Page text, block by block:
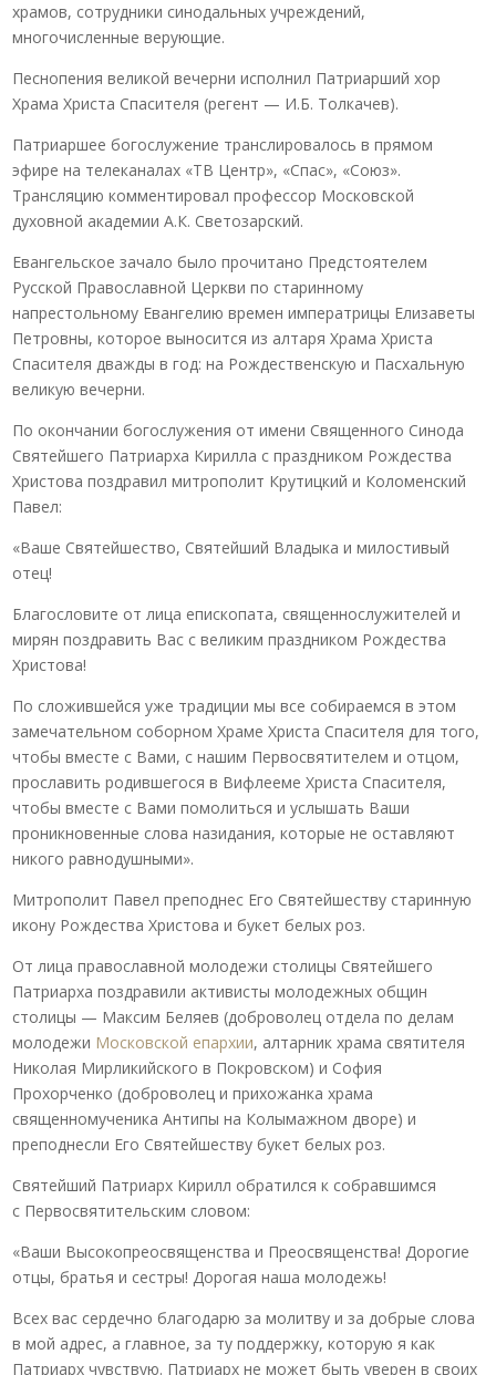
храмов, сотрудники синодальных учреждений,
многочисленные верующие.
Песнопения великой вечерни исполнил Патриарший хор
Храма Христа Спасителя (регент — И.Б. Толкачев).
Патриаршее богослужение транслировалось в прямом
эфире на телеканалах «ТВ Центр», «Спас», «Союз».
Трансляцию комментировал профессор Московской
духовной академии А.К. Светозарский.
Евангельское зачало было прочитано Предстоятелем
Русской Православной Церкви по старинному
напрестольному Евангелию времен императрицы Елизаветы
Петровны, которое выносится из алтаря Храма Христа
Спасителя дважды в год: на Рождественскую и Пасхальную
великую вечерни.
По окончании богослужения от имени Священного Синода
Святейшего Патриарха Кирилла с праздником Рождества
Христова поздравил митрополит Крутицкий и Коломенский
Павел:
«Ваше Святейшество, Святейший Владыка и милостивый
отец!
Благословите от лица епископата, священнослужителей и
мирян поздравить Вас с великим праздником Рождества
Христова!
По сложившейся уже традиции мы все собираемся в этом
замечательном соборном Храме Христа Спасителя для того,
чтобы вместе с Вами, с нашим Первосвятителем и отцом,
прославить родившегося в Вифлееме Христа Спасителя,
чтобы вместе с Вами помолиться и услышать Ваши
проникновенные слова назидания, которые не оставляют
никого равнодушными».
Митрополит Павел преподнес Его Святейшеству старинную
икону Рождества Христова и букет белых роз.
От лица православной молодежи столицы Святейшего
Патриарха поздравили активисты молодежных общин
столицы — Максим Беляев (доброволец отдела по делам
молодежи Московской епархии, алтарник храма святителя
Николая Мирликийского в Покровском) и София
Прохорченко (доброволец и прихожанка храма
священномученика Антипы на Колымажном дворе) и
преподнесли Его Святейшеству букет белых роз.
Святейший Патриарх Кирилл обратился к собравшимся
с Первосвятительским словом:
«Ваши Высокопреосвященства и Преосвященства! Дорогие
отцы, братья и сестры! Дорогая наша молодежь!
Всех вас сердечно благодарю за молитву и за добрые слова
в мой адрес, а главное, за ту поддержку, которую я как
Патриарх чувствую. Патриарх не может быть уверен в своих